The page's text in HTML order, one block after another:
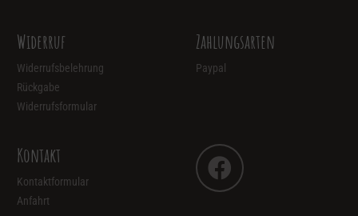
Widerruf
Widerrufsbelehrung
Rückgabe
Widerrufsformular
Zahlungsarten
Paypal
Kontakt
Kontaktformular
Anfahrt